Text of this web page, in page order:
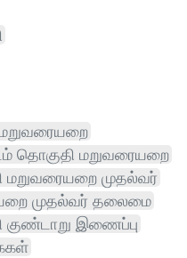
தொகுதி மறுவரையறை
முதல்வர்
முதல்வர் தலைமை
இணைப்பு